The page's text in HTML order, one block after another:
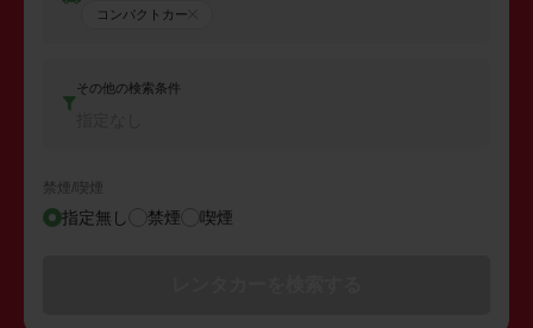
コンパクトカー
その他の検索条件
禁煙/喫煙
指定無し 禁煙 喫煙